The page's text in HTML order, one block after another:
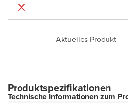
Aktuelles Produkt
Produktspezifikationen
Technische Informationen zum